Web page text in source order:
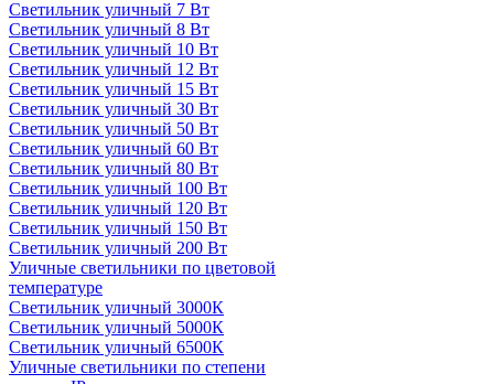
Светильник уличный 7 Вт
Светильник уличный 8 Вт
Светильник уличный 10 Вт
Светильник уличный 12 Вт
Светильник уличный 15 Вт
Светильник уличный 30 Вт
Светильник уличный 50 Вт
Светильник уличный 60 Вт
Светильник уличный 80 Вт
Светильник уличный 100 Вт
Светильник уличный 120 Вт
Светильник уличный 150 Вт
Светильник уличный 200 Вт
Уличные светильники по цветовой
температуре
Cветильник уличный 3000К
Cветильник уличный 5000К
Cветильник уличный 6500К
Уличные светильники по степени